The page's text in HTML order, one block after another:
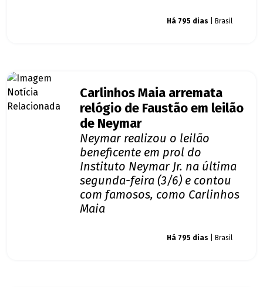
Há 795 dias | Brasil
Carlinhos Maia arremata
relógio de Faustão em leilão
de Neymar
Neymar realizou o leilão
beneficente em prol do
Instituto Neymar Jr. na última
segunda-feira (3/6) e contou
com famosos, como Carlinhos
Maia
Há 795 dias | Brasil